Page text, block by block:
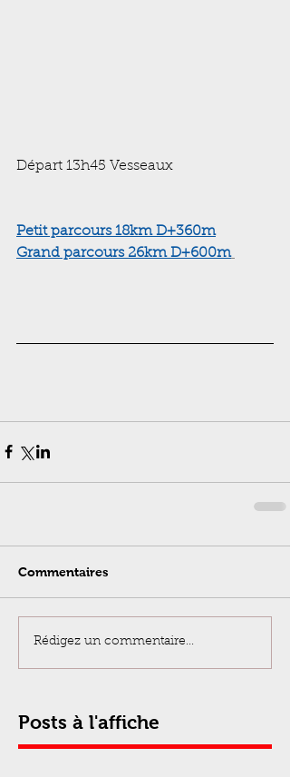
Départ 13h45 Vesseaux
Petit parcours 18km D+360m
Grand parcours 26km D+600m
Commentaires
Rédigez un commentaire...
Posts à l'affiche